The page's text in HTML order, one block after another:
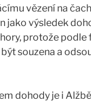
vězení na
jako výsledek
protože podle
souzena a
dohody je i